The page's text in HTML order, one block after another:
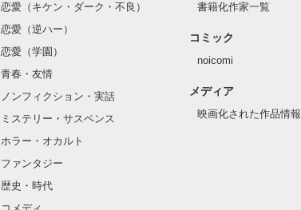
恋愛（キケン・ダーク・不良）
恋愛（逆ハー）
恋愛（学園）
青春・友情
ノンフィクション・実話
ミステリー・サスペンス
ホラー・オカルト
ファンタジー
歴史・時代
書籍化作家一覧
コミック
noicomi
メディア
映画化された作品情報